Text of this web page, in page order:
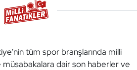
tüm spor branşlarında milli
müsabakalara dair son haberler ve